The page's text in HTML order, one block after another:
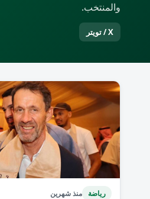
والمنتخب.
X / تويتر
رياضة منذ شهرين